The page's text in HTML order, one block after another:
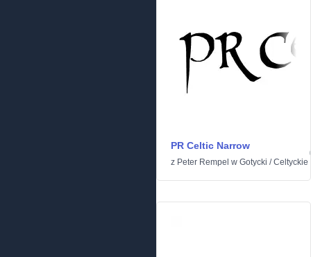
PR Celtic Narrow
z Peter Rempel w Gotycki /Celtyckie